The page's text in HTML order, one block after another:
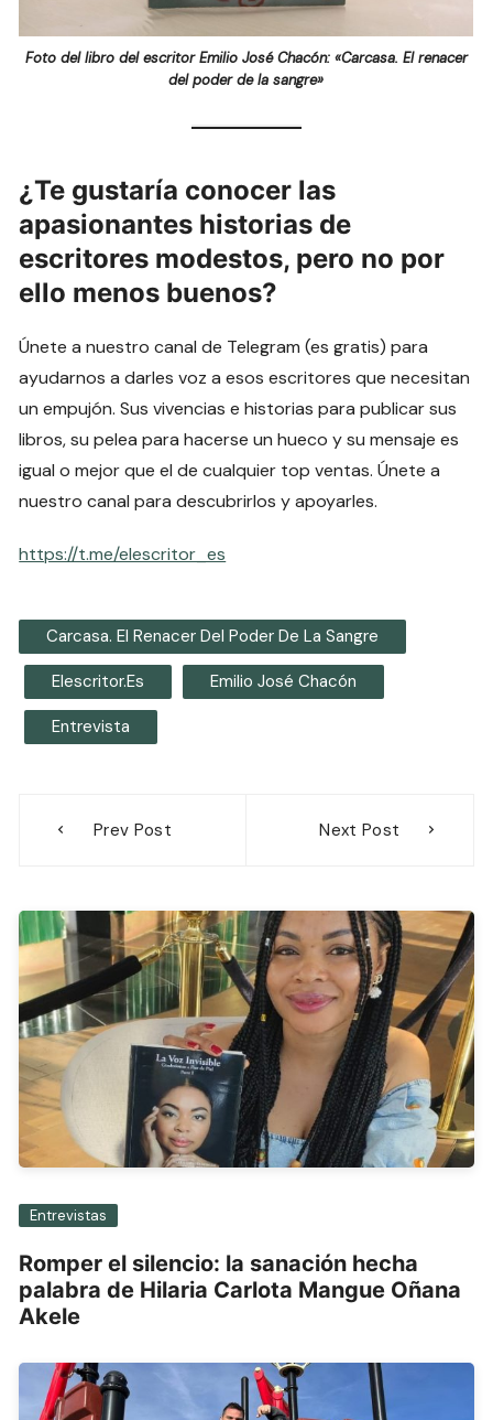
Foto del libro del escritor Emilio José Chacón: «Carcasa. El renacer
del poder de la sangre»
¿Te gustaría conocer las
apasionantes historias de
escritores modestos, pero no por
ello menos buenos?
Únete a nuestro canal de Telegram (es gratis) para
ayudarnos a darles voz a esos escritores que necesitan
un empujón. Sus vivencias e historias para publicar sus
libros, su pelea para hacerse un hueco y su mensaje es
igual o mejor que el de cualquier top ventas. Únete a
nuestro canal para descubrirlos y apoyarles.
https://t.me/elescritor_es
Carcasa. El Renacer Del Poder De La Sangre
Elescritor.es Emilio José Chacón
Entrevista
Prev Post Next Post
Entrevistas
Romper el silencio: la sanación hecha
palabra de Hilaria Carlota Mangue Oñana
Akele